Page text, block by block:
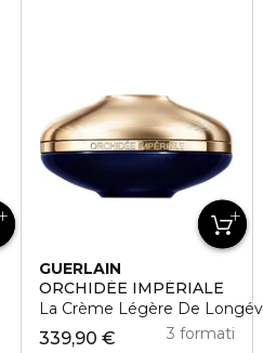
GUERLAIN
ORCHIDÉE IMPÉRIALE
La Crème Légère De
339,90 € 3 formati